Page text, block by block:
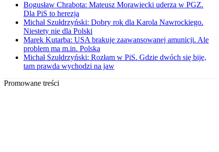
Bogusław Chrabota: Mateusz Morawiecki uderza w PGZ.
Dla PiS to herezja
Michał Szułdrzyński: Dobry rok dla Karola Nawrockiego.
Niestety nie dla Polski
Marek Kutarba: USA brakuje zaawansowanej amunicji. Ale
problem ma m.in. Polska
Michał Szułdrzyński: Rozłam w PiS. Gdzie dwóch się bije,
tam prawda wychodzi na jaw
Promowane treści